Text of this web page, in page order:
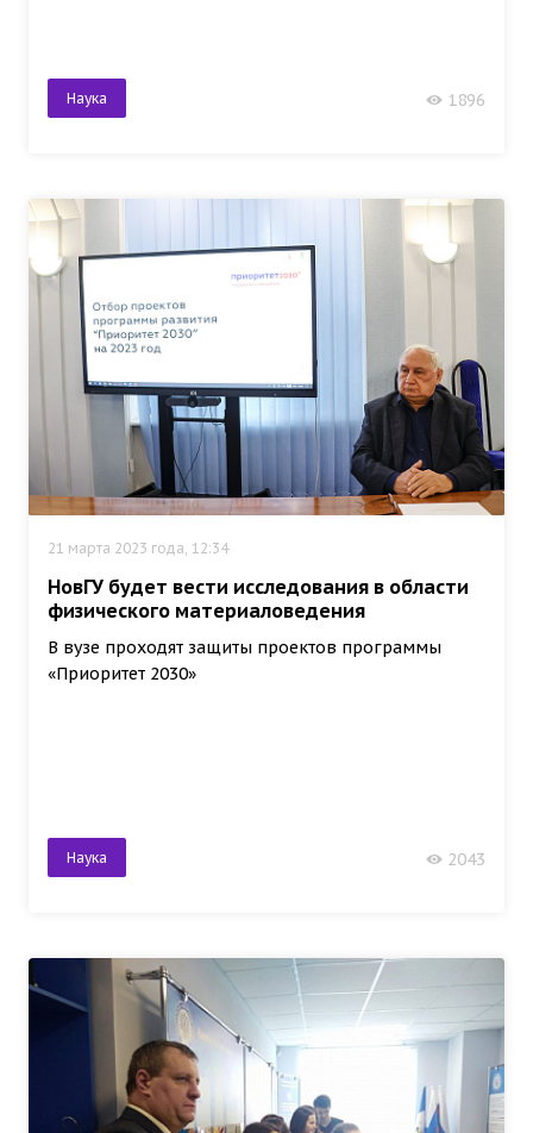
Наука 1896
21 марта 2023 года, 12:34
НовГУ будет вести исследования в области
физического материаловедения
В вузе проходят защиты проектов программы
«Приоритет 2030»
Наука 2043